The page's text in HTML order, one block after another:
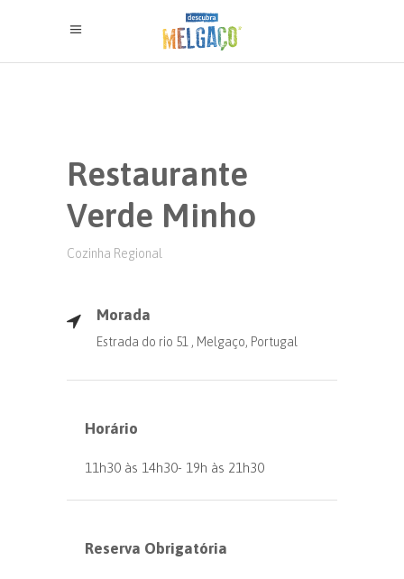
Restaurante
Verde Minho
Cozinha Regional
Morada
Estrada do rio 51 , Melgaço, Portugal
Horário
11h30 às 14h30- 19h às 21h30
Reserva Obrigatória